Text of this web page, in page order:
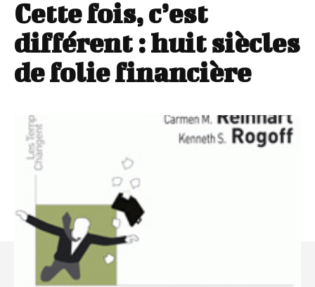
Cette fois, c’est
différent : huit siècles
de folie financière